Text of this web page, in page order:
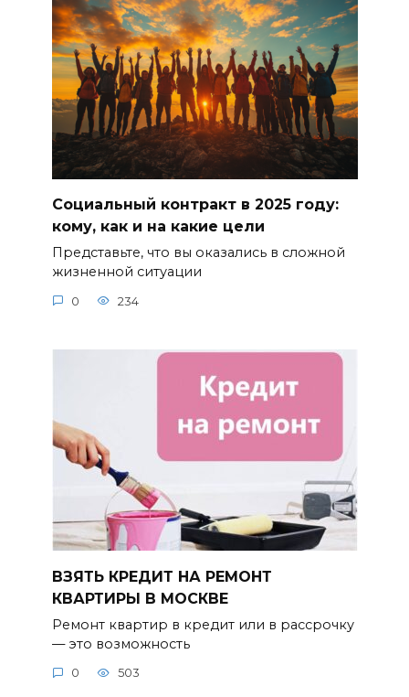
Социальный контракт в 2025 году:
кому, как и на какие цели
Представьте, что вы оказались в сложной
жизненной ситуации
0 234
ВЗЯТЬ КРЕДИТ НА РЕМОНТ
КВАРТИРЫ В МОСКВЕ
Ремонт квартир в кредит или в рассрочку
— это возможность
0 503